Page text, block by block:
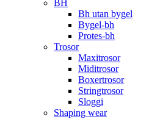
BH
Bh utan bygel
Bygel-bh
Protes-bh
Trosor
Maxitrosor
Miditrosor
Boxertrosor
Stringtrosor
Sloggi
Shaping wear